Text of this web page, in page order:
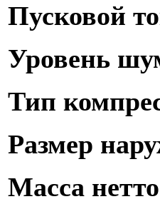
Пусковой
Уровень
Тип
Размер
Масса нетто